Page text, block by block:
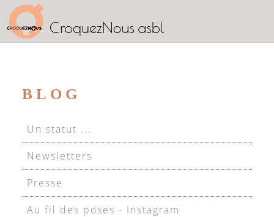
BLOG
Un statut ...
Newsletters
Presse
Au fil des poses - Instagram